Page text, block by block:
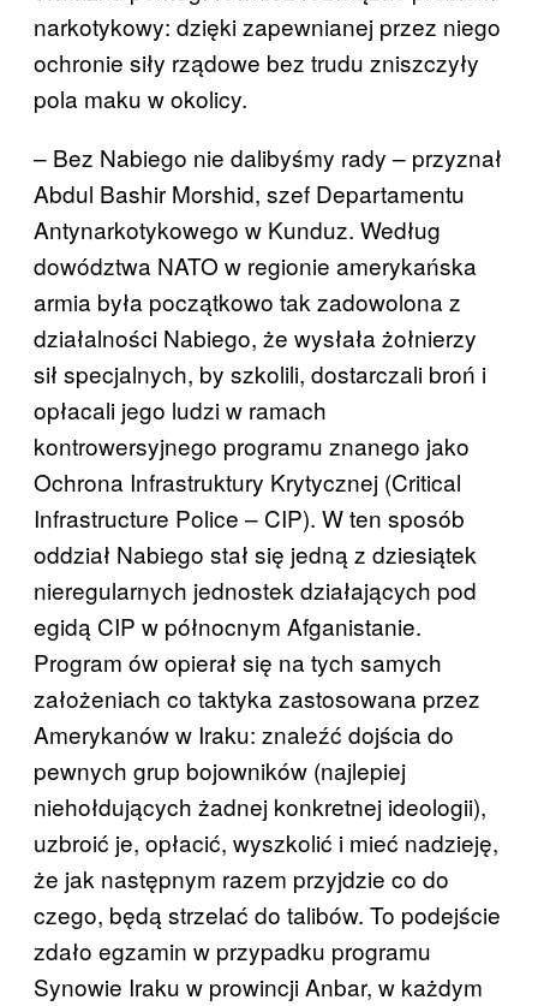
narkotykowy: dzięki zapewnianej przez niego
ochronie siły rządowe bez trudu zniszczyły
pola maku w okolicy.
– Bez Nabiego nie dalibyśmy rady – przyznał
Abdul Bashir Morshid, szef Departamentu
Antynarkotykowego w Kunduz. Według
dowództwa NATO w regionie amerykańska
armia była początkowo tak zadowolona z
działalności Nabiego, że wysłała żołnierzy
sił specjalnych, by szkolili, dostarczali broń i
opłacali jego ludzi w ramach
kontrowersyjnego programu znanego jako
Ochrona Infrastruktury Krytycznej (Critical
Infrastructure Police – CIP). W ten sposób
oddział Nabiego stał się jedną z dziesiątek
nieregularnych jednostek działających pod
egidą CIP w północnym Afganistanie.
Program ów opierał się na tych samych
założeniach co taktyka zastosowana przez
Amerykanów w Iraku: znaleźć dojścia do
pewnych grup bojowników (najlepiej
niehołdujących żadnej konkretnej ideologii),
uzbroić je, opłacić, wyszkolić i mieć nadzieję,
że jak następnym razem przyjdzie co do
czego, będą strzelać do talibów. To podejście
zdało egzamin w przypadku programu
Synowie Iraku w prowincji Anbar, w każdym